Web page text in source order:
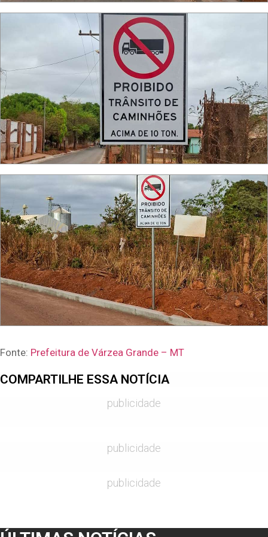
Fonte: Prefeitura de Várzea Grande – MT
COMPARTILHE ESSA NOTÍCIA
publicidade
publicidade
publicidade